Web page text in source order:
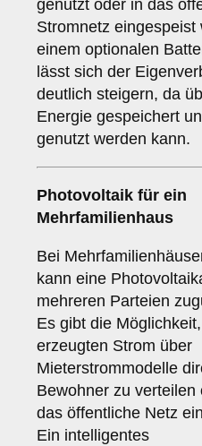
genutzt oder in das
Stromnetz eingespeist
einem optionalen
lässt sich der
deutlich steigern, da
Energie gespeichert
genutzt werden kann.
Photovoltaik für ein
Mehrfamilienhaus
Bei
kann eine
mehreren Parteien
Es gibt die
erzeugten Strom über
Mieterstrommodelle
Bewohner zu verteilen
das öffentliche Netz
Ein intelligentes